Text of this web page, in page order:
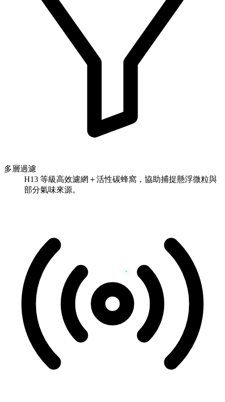
多層過濾
H13 等級高效濾網＋活性碳蜂窩，協助捕捉懸浮微粒與
部分氣味來源。